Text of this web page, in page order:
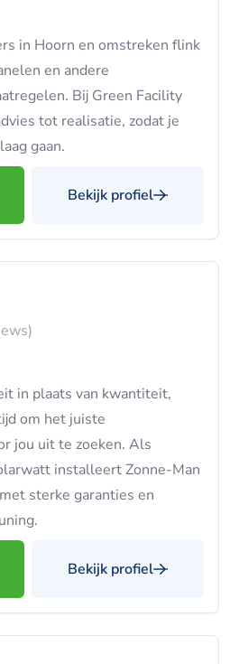
in Hoorn en omstreken flink
en andere
Bij Green Facility
tot realisatie, zodat je
gaan.
Bekijk profiel
in plaats van kwantiteit,
om het juiste
jou uit te zoeken. Als
installeert Zonne-Man
sterke garanties en
Bekijk profiel